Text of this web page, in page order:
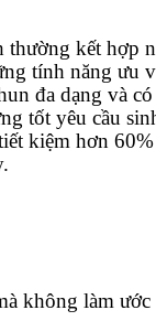
kết hợp
tính năng ưu
đa dạng và
tốt yêu cầu
kiệm hơn
không làm